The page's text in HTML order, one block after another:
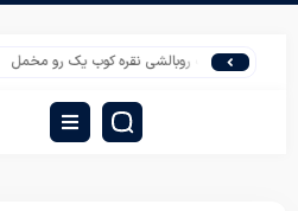
قیمت روبالشی نقره کوب یک رو مخمل